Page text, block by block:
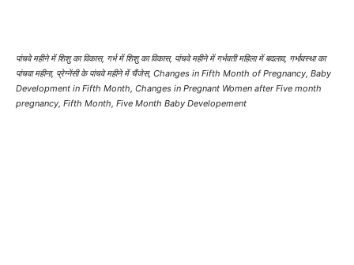
पांचवे महीने में शिशु का विकास, गर्भ में शिशु का विकास, पांचवे महीने में गर्भवती महिला में बदलाव, गर्भावस्था का
पांचवा महीना, प्रेग्नेंसी के पांचवे महीने में चैंजेस, Changes in Fifth Month of Pregnancy, Baby
Development in Fifth Month, Changes in Pregnant Women after Five month
pregnancy, Fifth Month, Five Month Baby Developement